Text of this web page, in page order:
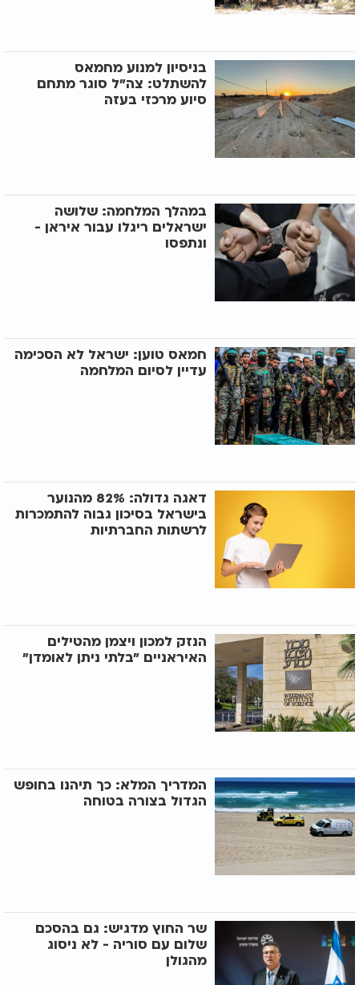
בניסיון למנוע מחמאס
להשתלט: צה"ל סוגר מתחם
סיוע מרכזי בעזה
במהלך המלחמה: שלושה
ישראלים ריגלו עבור איראן -
ונתפסו
חמאס טוען: ישראל לא הסכימה
עדיין לסיום המלחמה
דאגה גדולה: 82% מהנוער
בישראל בסיכון גבוה להתמכרות
לרשתות החברתיות
הנזק למכון ויצמן מהטילים
האיראניים "בלתי ניתן לאומדן"
המדריך המלא: כך תיהנו בחופש
הגדול בצורה בטוחה
שר החוץ מדגיש: גם בהסכם
שלום עם סוריה - לא ניסוג
מהגולן